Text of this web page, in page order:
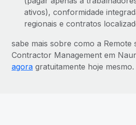
ativos), conformidade
regionais e contratos
sabe mais sobre como a Remote
Contractor Management em
agora gratuitamente hoje mesmo.